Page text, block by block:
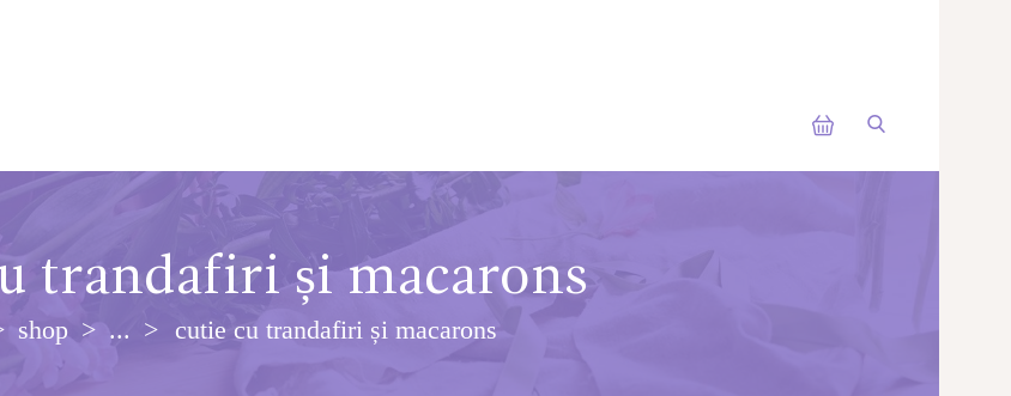
trandafiri și macarons
shop ... cutie cu trandafiri și macarons